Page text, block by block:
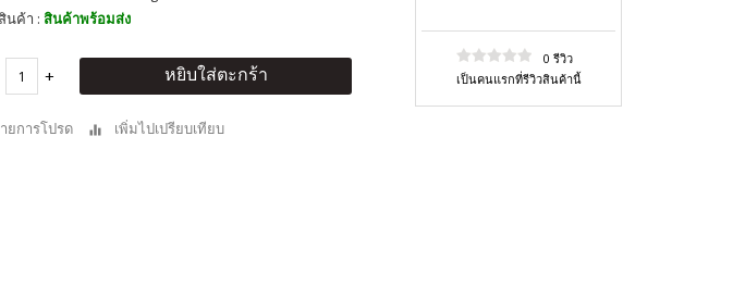
นค้า : สินค้าพร้อมส่ง
หยิบใส่ตะกร้า
ยการโปรด เพิ่มไปเปรียบเทียบ
0 รีวิว
เป็นคนแรกที่รีวิวสินค้านี้